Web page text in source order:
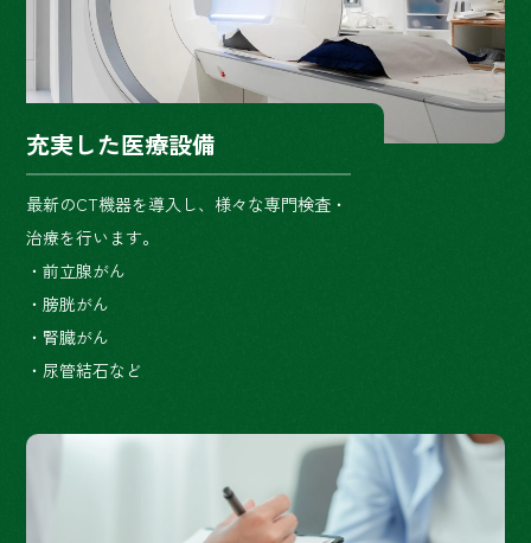
充実した医療設備
最新のCT機器を導入し、様々な専門検査・
治療を行います。
・前立腺がん
・膀胱がん
・腎臓がん
・尿管結石など